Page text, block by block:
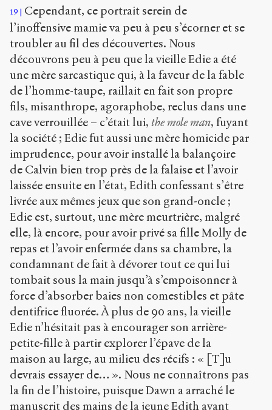
19
Cependant, ce portrait serein de
l’inoffensive mamie va peu à peu s’écorner et se
troubler au fil des découvertes. Nous
découvrons peu à peu que la vieille Edie a été
une mère sarcastique qui, à la faveur de la fable
de l’homme-taupe, raillait en fait son propre
fils, misanthrope, agoraphobe, reclus dans une
cave verrouillée – c’était lui, the mole man, fuyant
la société ; Edie fut aussi une mère homicide par
imprudence, pour avoir installé la balançoire
de Calvin bien trop près de la falaise et l’avoir
laissée ensuite en l’état, Edith confessant s’être
livrée aux mêmes jeux que son grand-oncle ;
Edie est, surtout, une mère meurtrière, malgré
elle, là encore, pour avoir privé sa fille Molly de
repas et l’avoir enfermée dans sa chambre, la
condamnant de fait à dévorer tout ce qui lui
tombait sous la main jusqu’à s’empoisonner à
force d’absorber baies non comestibles et pâte
dentifrice fluorée. À plus de 90 ans, la vieille
Edie n’hésitait pas à encourager son arrière-
petite-fille à partir explorer l’épave de la
maison au large, au milieu des récifs : « [T]u
devrais essayer de… ». Nous ne connaîtrons pas
la fin de l’histoire, puisque Dawn a arraché le
manuscrit des mains de la jeune Edith avant